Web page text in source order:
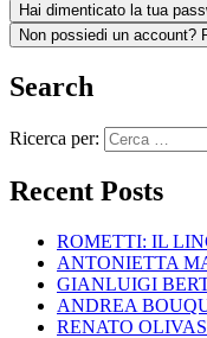
Hai dimenticato la tua
Non possiedi un account?
Search
Ricerca per:
Recent Posts
ROMETTI: IL
ANTONIETTA
GIANLUIGI
ANDREA
RENATO